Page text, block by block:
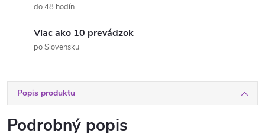
do 48 hodín
Viac ako 10 prevádzok
po Slovensku
Popis produktu
Podrobný popis